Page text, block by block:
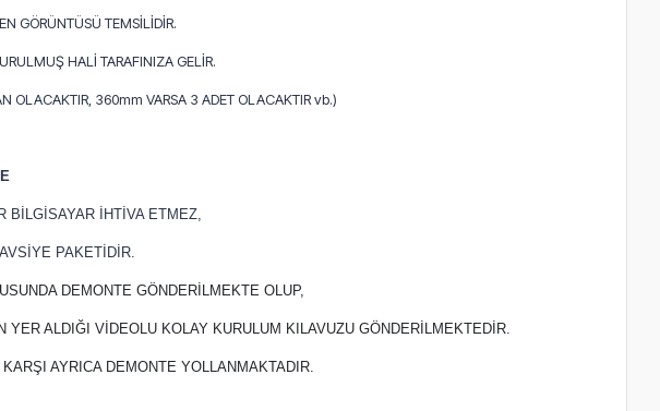
GÖRÜNTÜSÜ TEMSİLİDİR.
HALİ TARAFINIZA GELİR.
OLACAKTIR, 360mm VARSA 3 ADET OLACAKTIR vb.)
BİLGİSAYAR İHTİVA ETMEZ,
PAKETİDİR.
DEMONTE GÖNDERİLMEKTE OLUP,
ALDIĞI VİDEOLU KOLAY KURULUM KILAVUZU GÖNDERİLMEKTEDİR.
AYRICA DEMONTE YOLLANMAKTADIR.